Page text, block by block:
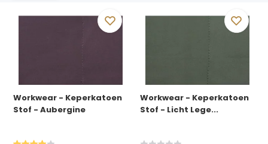
Workwear - Keperkatoen
Stof - Aubergine
Workwear - Keperkatoen
Stof - Licht Lege...